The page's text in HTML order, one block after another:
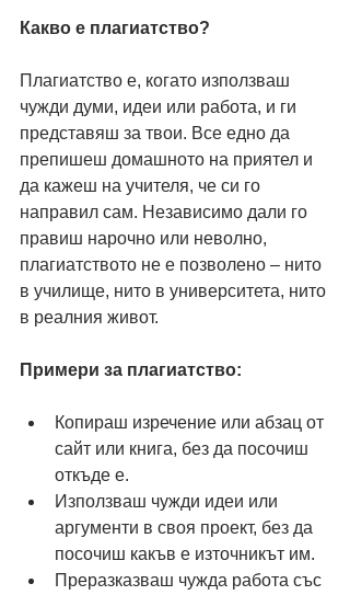
Какво е плагиатство?
Плагиатство е, когато използваш
чужди думи, идеи или работа, и ги
представяш за твои. Все едно да
препишеш домашното на приятел и
да кажеш на учителя, че си го
направил сам. Независимо дали го
правиш нарочно или неволно,
плагиатството не е позволено – нито
в училище, нито в университета, нито
в реалния живот.
Примери за плагиатство:
Копираш изречение или абзац от
сайт или книга, без да посочиш
откъде е.
Използваш чужди идеи или
аргументи в своя проект, без да
посочиш какъв е източникът им.
Преразказваш чужда работа със